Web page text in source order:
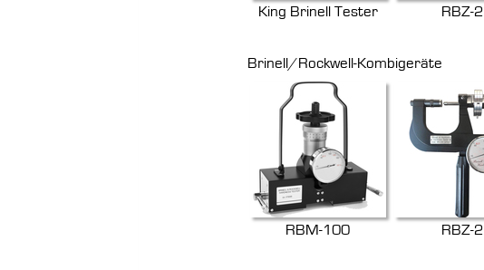
King Brinell Tester RBZ-2
Brinell/Rockwell-Kombigeräte
RBM-100 RBZ-2